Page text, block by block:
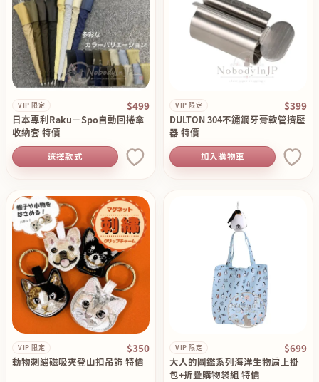
VIP 限定 $499
日本專利Raku－Spo自動回捲傘
收納套 特價
選擇款式
VIP 限定 $399
DULTON 304不鏽鋼牙膏軟管擠壓
器 特價
加入購物車
VIP 限定 $350
動物刺繡磁吸夾登山扣吊飾 特價
VIP 限定 $699
大人的圖鑑系列海洋生物肩上掛
包+折疊購物袋組 特價